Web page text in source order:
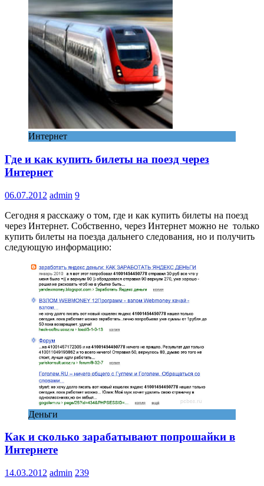
Интернет
Где и как купить билеты на поезд через
Интернет
06.07.2012 admin 9
Сегодня я расскажу о том, где и как купить билеты на поезд
через Интернет. Собственно, через Интернет можно не только
купить билеты на поезда дальнего следования, но и получить
следующую информацию:
Деньги
Как и сколько зарабатывают попрошайки в
Интернете
14.03.2012 admin 239